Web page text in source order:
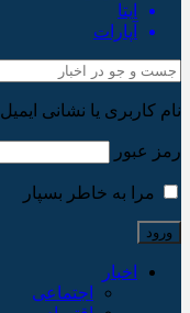
ایتا
آپارات
نام کاربری یا نشانی ایمیل
رمز عبور
مرا به خاطر بسپار
اخبار
اجتماعی